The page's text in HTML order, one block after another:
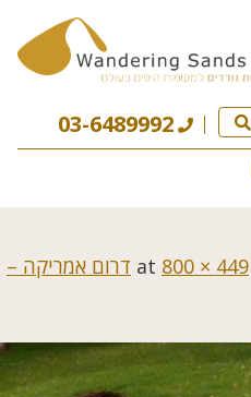
03-6489992
800 × 449
דרום אמריקה –